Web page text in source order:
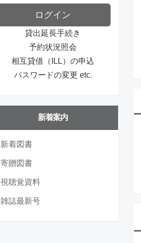
ログイン
貸出延長手続き
予約状況照会
相互貸借（ILL）の申込
パスワードの変更 etc.
新着案内
新着図書
寄贈図書
視聴覚資料
雑誌最新号